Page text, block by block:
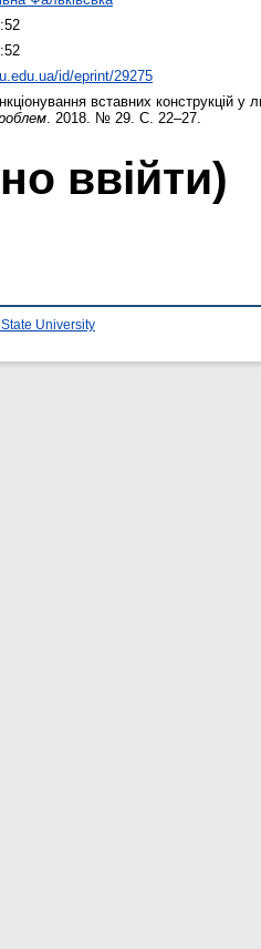
id/eprint/29275
вставних конструкцій
. 2018. № 29. С. 22–27.
ввійти)
University